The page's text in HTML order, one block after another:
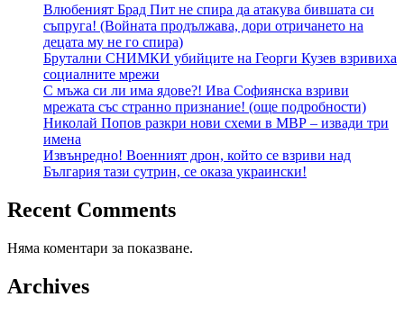
Влюбеният Брад Пит не спира да атакува бившата си
съпруга! (Войната продължава, дори отричането на
децата му не го спира)
Брутални СНИМКИ убийците на Георги Кузев взривиха
социалните мрежи
С мъжа си ли има ядове?! Ива Софиянска взриви
мрежата със странно признание! (още подробности)
Николай Попов разкри нови схеми в МВР – извади три
имена
Извънредно! Военният дрон, който се взриви над
България тази сутрин, се оказа украински!
Recent Comments
Няма коментари за показване.
Archives